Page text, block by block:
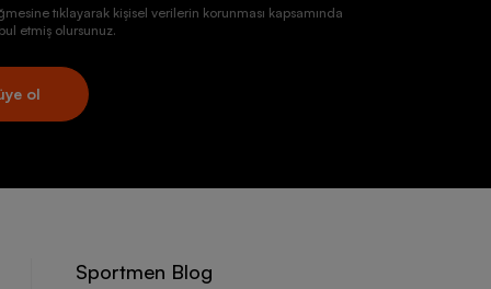
tıklayarak kişisel verilerin korunması kapsamında
etmiş olursunuz.
ol
Sportmen Blog